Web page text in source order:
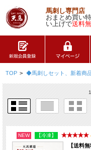
馬刺し専門店
おまとめ買い
い上げで送料
TOP > ◆馬刺しセット、新着商
NEW 【冷凍】
【送料